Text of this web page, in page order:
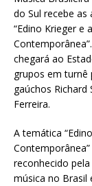
do Sul recebe
“Edino Krieger e
chegará ao
grupos em turnê
gaúchos
Ferreira.
A temática
reconhecido
música no Brasil